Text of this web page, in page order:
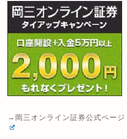
→岡三オンライン証券公式ページ